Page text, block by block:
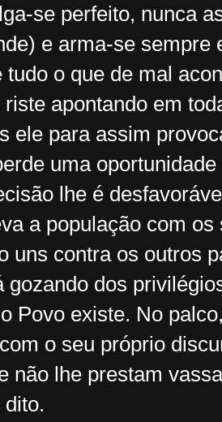
se perfeito, nunca
e arma-se sempre
tudo o que de mal
apontando em
ele para assim
uma
lhe é
a população com
uns contra os outros
gozando dos
Povo existe. No
o seu próprio
não lhe prestam